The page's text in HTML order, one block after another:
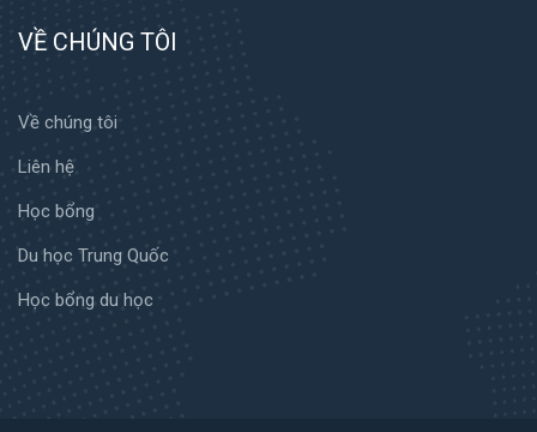
VỀ CHÚNG TÔI
Về chúng tôi
Liên hệ
Học bổng
Du học Trung Quốc
Học bổng du học